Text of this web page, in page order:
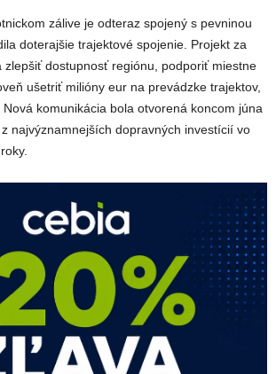
zálive je odteraz spojený s pevninou
doterajšie trajektové spojenie. Projekt za
zlepšiť dostupnosť regiónu, podporiť miestne
ušetriť milióny eur na prevádzke trajektov,
Nová komunikácia bola otvorená koncom júna
najvýznamnejších dopravných investícií vo